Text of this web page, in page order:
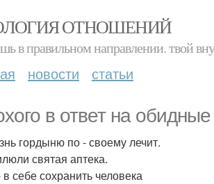
ОТНОШЕНИЙ
в правильном направлении. твой
новости статьи
в ответ на
гордыню по - своему лечит.
святая аптека.
себе сохранить человека